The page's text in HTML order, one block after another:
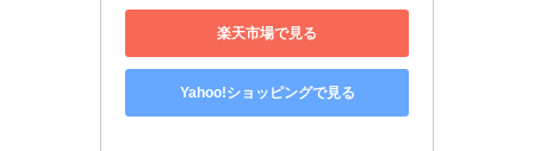
楽天市場で見る
Yahoo!ショッピングで見る